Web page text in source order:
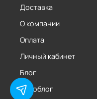
Доставка
О компании
Оплата
Личный кабинет
Блог
Фотоблог